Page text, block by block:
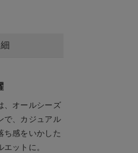
、オールシーズ
で、カジュアル
ち感をいかした
ットに。